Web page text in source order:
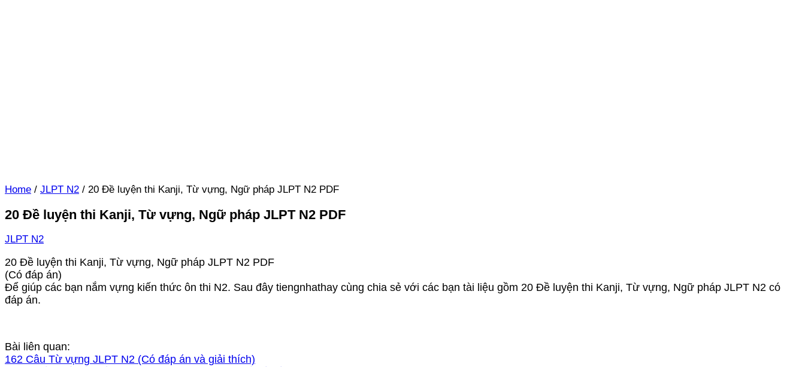
Home / JLPT N2 / 20 Đề luyện thi Kanji, Từ vựng, Ngữ pháp JLPT N2 PDF
20 Đề luyện thi Kanji, Từ vựng, Ngữ pháp JLPT N2 PDF
JLPT N2
20 Đề luyện thi Kanji, Từ vựng, Ngữ pháp JLPT N2 PDF
(Có đáp án)
Để giúp các bạn nắm vựng kiến thức ôn thi N2. Sau đây tiengnhathay cùng chia sẻ với các bạn tài liệu gồm 20 Đề luyện thi Kanji, Từ vựng, Ngữ pháp JLPT N2 có
đáp án.
Bài liên quan:
162 Câu Từ vựng JLPT N2 (Có đáp án và giải thích)